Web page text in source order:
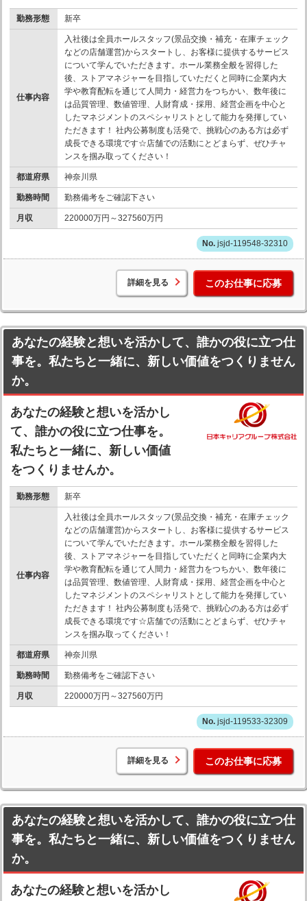
勤務形態 新卒
仕事内容
入社後は全員ホールスタッフ(景品交換・補充・在庫チェック
などの店舗運営)からスタートし、お客様に提供するサービス
について学んでいただきます。ホール業務全般を習得した
後、ストアマネジャーを目指していただくと同時に企業内大
学や教育配転を通じて人間力・経営力をつちかい、数年後に
は品質管理、数値管理、人財育成・採用、経営企画を中心と
したマネジメントのスペシャリストとして能力を発揮してい
ただきます！ 社内公募制度も活発で、挑戦心のある方は必ず
成長できる環境です☆店舗での活動にとどまらず、ぜひチャ
ンスを掴み取ってください！
都道府県 神奈川県
勤務時間 勤務備考をご確認下さい
月収 220000万円～327560万円
jsjd-119548-32310
詳細を見る このお仕事に応募
あなたの経験と想いを活かして、誰かの役に立つ仕
事を。私たちと一緒に、新しい価値をつくりません
か。
あなたの経験と想いを活かし
て、誰かの役に立つ仕事を。
私たちと一緒に、新しい価値
をつくりませんか。
勤務形態 新卒
仕事内容
入社後は全員ホールスタッフ(景品交換・補充・在庫チェック
などの店舗運営)からスタートし、お客様に提供するサービス
について学んでいただきます。ホール業務全般を習得した
後、ストアマネジャーを目指していただくと同時に企業内大
学や教育配転を通じて人間力・経営力をつちかい、数年後に
は品質管理、数値管理、人財育成・採用、経営企画を中心と
したマネジメントのスペシャリストとして能力を発揮してい
ただきます！ 社内公募制度も活発で、挑戦心のある方は必ず
成長できる環境です☆店舗での活動にとどまらず、ぜひチャ
ンスを掴み取ってください！
都道府県 神奈川県
勤務時間 勤務備考をご確認下さい
月収 220000万円～327560万円
jsjd-119533-32309
詳細を見る このお仕事に応募
あなたの経験と想いを活かして、誰かの役に立つ仕
事を。私たちと一緒に、新しい価値をつくりません
か。
あなたの経験と想いを活かし